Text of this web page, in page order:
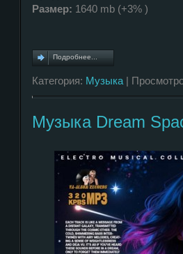
Размер: 1640 mb (+3% )
Подробнее...
Категория: Музыка |
Музыка Dream